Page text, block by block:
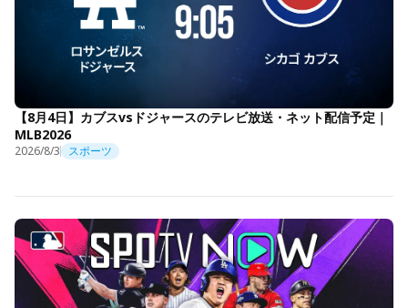
【8月4日】カブスvsドジャースのテレビ放送・ネット配信予定｜
MLB2026
2026/8/3 スポーツ